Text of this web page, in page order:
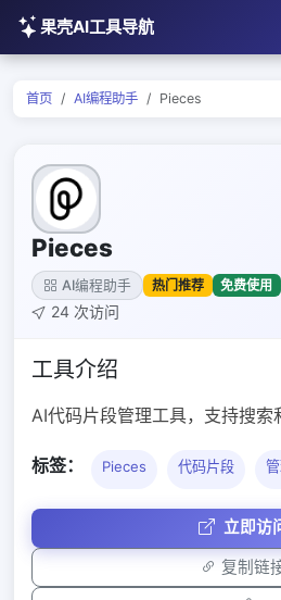
果壳AI工具导航
首页 AI编程助手 Pieces
Pieces
AI编程助手 热门推荐 免费使用
24 次访问
工具介绍
AI代码片段管理工具，支持搜索
标签： Pieces 代码片段
立即访
复制链